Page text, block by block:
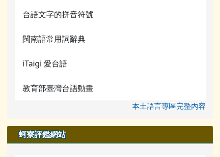
台語文字的拼音符號
閩南語常用詞辭典
iTaigi 愛台語
教育部臺灣台語動畫
本土語言專區完整內容
蚵寮評鑑網站